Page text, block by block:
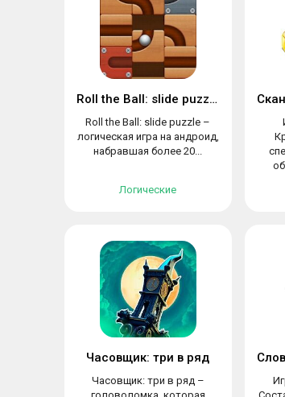
Roll the Ball: slide puzzle
Roll the Ball: slide puzzle –
логическая игра на андроид,
набравшая более 20...
Логические
Часовщик: три в ряд
Часовщик: три в ряд –